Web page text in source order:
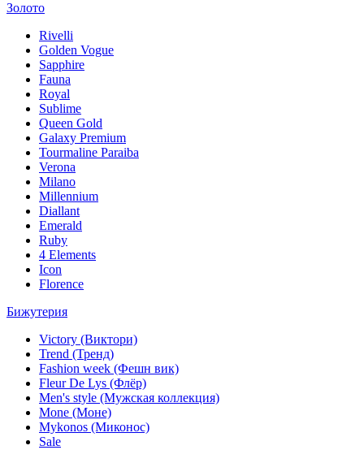
Золото
Rivelli
Golden Vogue
Sapphire
Fauna
Royal
Sublime
Queen Gold
Galaxy Premium
Tourmaline Paraiba
Verona
Milano
Millennium
Diallant
Emerald
Ruby
4 Elements
Icon
Florence
Бижутерия
Victory (Виктори)
Trend (Тренд)
Fashion week (Фешн вик)
Fleur De Lys (Флёр)
Men's style (Мужская коллекция)
Mone (Моне)
Mykonos (Миконос)
Sale